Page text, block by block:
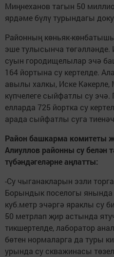
Миңнеханов тагын 50
ярдәме бүлү турындагы
Районның көньяк-
эше тулысынча
суын городищелылар эчә
164 йортына су кертелде.
авылы халкы, Иске
күпчелеге сыйфатлы су
елларда 725 йортка су
арада сыйфатлы суга
Район башкарма комитеты
Алиуллов районны су белән
түбәндәгеләрне аңлатты:
-Су чыганакларын эзли
Борындык поселогы янында
куб.метр эчәргә яраклы су
50 метрлап җир астында
тикшертелде, лаборатор
бөтен нормаларга да туры
урында су скважинасы